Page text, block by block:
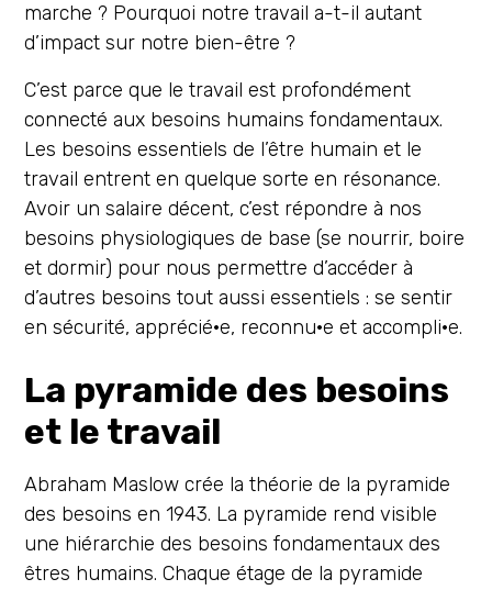
marche ? Pourquoi notre travail a-t-il autant
d’impact sur notre bien-être ?
C’est parce que le travail est profondément
connecté aux besoins humains fondamentaux.
Les besoins essentiels de l’être humain et le
travail entrent en quelque sorte en résonance.
Avoir un salaire décent, c’est répondre à nos
besoins physiologiques de base (se nourrir, boire
et dormir) pour nous permettre d’accéder à
d’autres besoins tout aussi essentiels : se sentir
en sécurité, apprécié·e, reconnu·e et accompli·e.
La pyramide des besoins
et le travail
Abraham Maslow crée la théorie de la pyramide
des besoins en 1943. La pyramide rend visible
une hiérarchie des besoins fondamentaux des
êtres humains. Chaque étage de la pyramide